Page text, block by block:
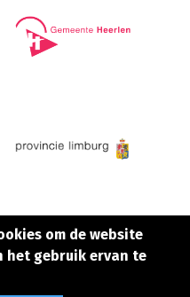
om de website
het gebruik ervan te
om de website
het gebruik ervan te